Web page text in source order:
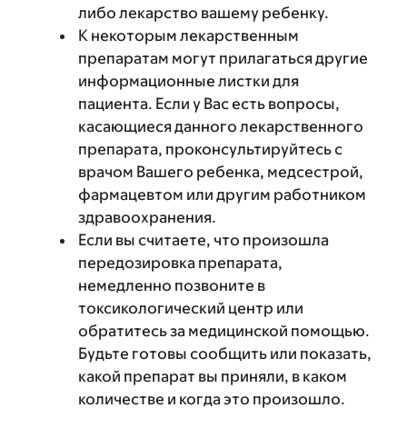
либо лекарство вашему ребенку.
К некоторым лекарственным
препаратам могут прилагаться другие
информационные листки для
пациента. Если у Вас есть вопросы,
касающиеся данного лекарственного
препарата, проконсультируйтесь с
врачом Вашего ребенка, медсестрой,
фармацевтом или другим работником
здравоохранения.
Если вы считаете, что произошла
передозировка препарата,
немедленно позвоните в
токсикологический центр или
обратитесь за медицинской помощью.
Будьте готовы сообщить или показать,
какой препарат вы приняли, в каком
количестве и когда это произошло.